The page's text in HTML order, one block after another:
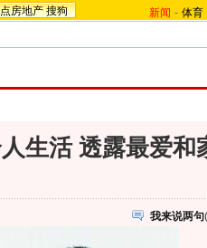
房地产 搜狗 新闻 - 体育
生活 透露最爱和
我来说两句(